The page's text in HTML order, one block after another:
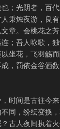
；光阴者，百
秉烛夜游，良
章。会桃花之
；吾人咏歌，
坐花，飞羽觞
，罚依金谷酒数
间是古往今来
同，纷纭变换
古人夜间执着